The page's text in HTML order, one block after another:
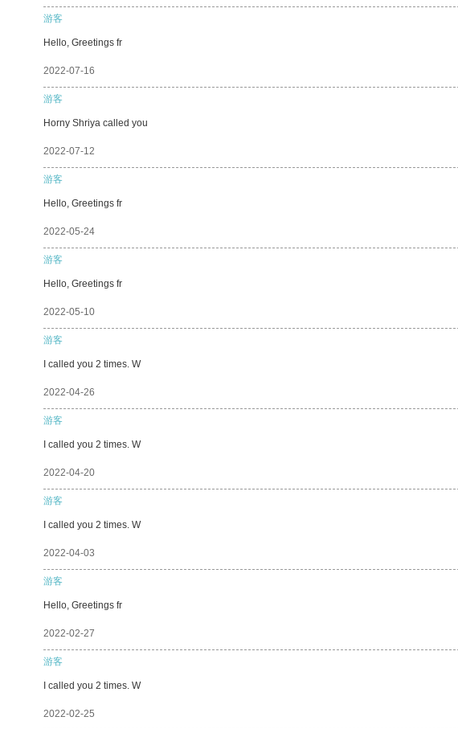
游客
Hello, Greetings fr
2022-07-16
游客
Horny Shriya called you
2022-07-12
游客
Hello, Greetings fr
2022-05-24
游客
Hello, Greetings fr
2022-05-10
游客
I called you 2 times. W
2022-04-26
游客
I called you 2 times. W
2022-04-20
游客
I called you 2 times. W
2022-04-03
游客
Hello, Greetings fr
2022-02-27
游客
I called you 2 times. W
2022-02-25